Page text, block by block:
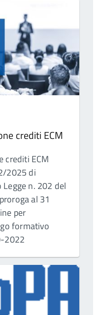
crediti ECM
crediti ECM
2025 di
n. 202 del
al 31
per
formativo
2022